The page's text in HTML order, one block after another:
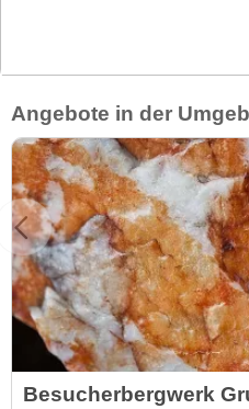
Angebote in der
Besucherbergwerk